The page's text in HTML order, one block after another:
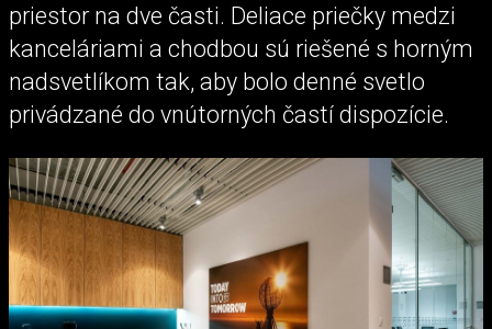
priestor na dve časti. Deliace priečky medzi
kanceláriami a chodbou sú riešené s horným
nadsvetlíkom tak, aby bolo denné svetlo
privádzané do vnútorných častí dispozície.